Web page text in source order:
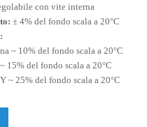
con vite interna
± 4% del fondo scala a 20°C
~ 10% del fondo scala a 20°C
15% del fondo scala a 20°C
~ 25% del fondo scala a 20°C